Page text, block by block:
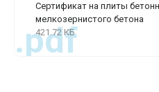
Сертификат на плиты
мелкозернистого бетона
421.72 КБ
.pdf